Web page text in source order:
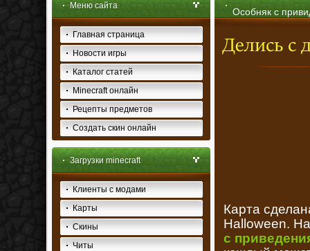
Меню сайта
Главная страница
Новости игры
Каталог статей
Minecraft онлайн
Рецепты предметов
Создать скин онлайн
Загрузки minecraft
Клиенты с модами
Карты
Скины
Читы
Особняк с
Карта
Halloween.
с